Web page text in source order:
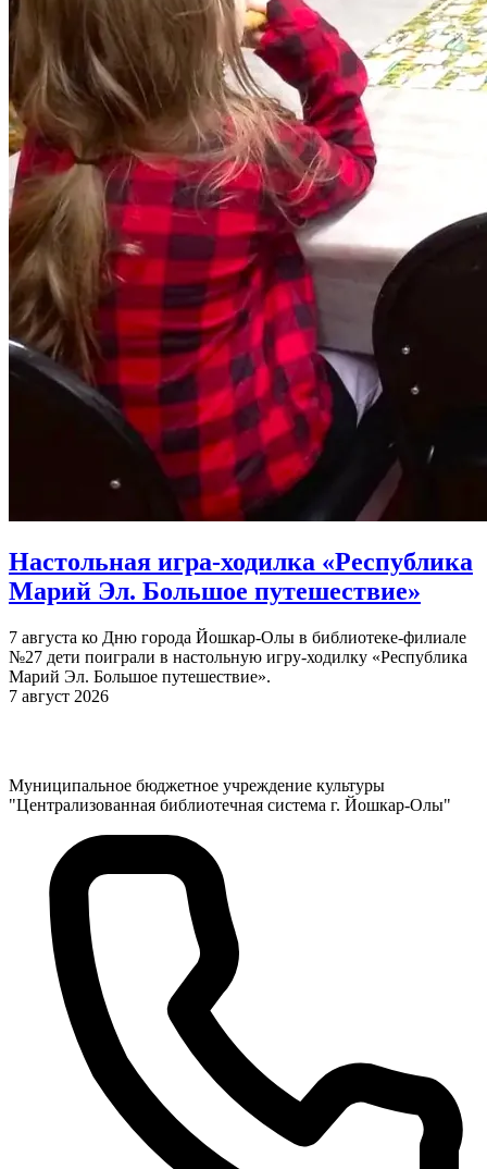
Настольная игра-ходилка «Республика
Марий Эл. Большое путешествие»
7 августа ко Дню города Йошкар-Олы в библиотеке-филиале
№27 дети поиграли в настольную игру-ходилку «Республика
Марий Эл. Большое путешествие».
7 август 2026
Муниципальное бюджетное учреждение культуры
"Централизованная библиотечная система г. Йошкар-Олы"